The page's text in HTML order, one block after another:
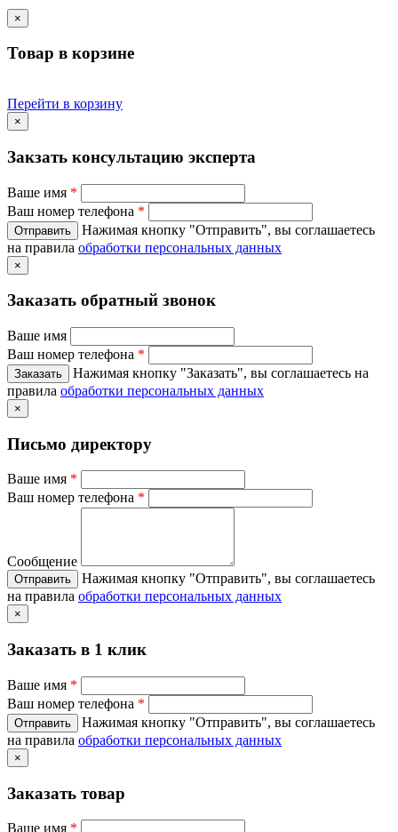
×
Товар в корзине
Перейти в корзину
×
Закзать консультацию эксперта
Ваше имя *
Ваш номер телефона *
Нажимая кнопку "Отправить", вы соглашаетесь
на правила обработки персональных данных
×
Заказать обратный звонок
Ваше имя
Ваш номер телефона *
Нажимая кнопку "Заказать", вы соглашаетесь на
правила обработки персональных данных
×
Письмо директору
Ваше имя *
Ваш номер телефона *
Сообщение
Нажимая кнопку "Отправить", вы соглашаетесь
на правила обработки персональных данных
×
Заказать в 1 клик
Ваше имя *
Ваш номер телефона *
Нажимая кнопку "Отправить", вы соглашаетесь
на правила обработки персональных данных
×
Заказать товар
Ваше имя *